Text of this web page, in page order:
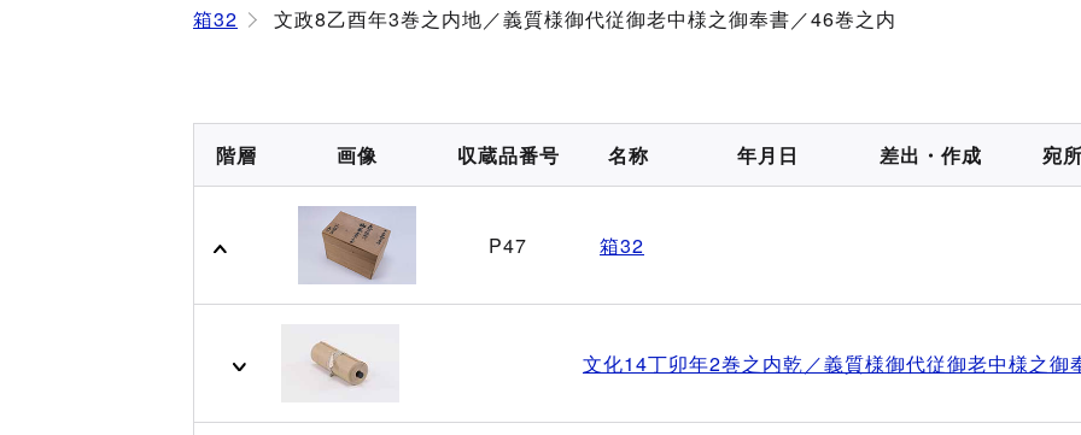
箱32 文政8乙酉年3巻之内地／義質様御代従御老中様之御奉書／46巻之内
階層 画像 収蔵品番号 名称 年月日 差出・作成 宛
P47 箱32
文化14丁卯年2巻之内乾／義質様御代従御老中様之御